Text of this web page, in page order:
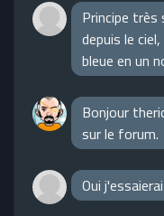
Principe très
depuis le
bleue en un
Bonjour
sur le forum.
Oui